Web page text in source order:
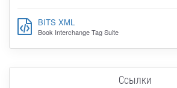
BITS XML
Book Interchange Tag Suite
Ссылки